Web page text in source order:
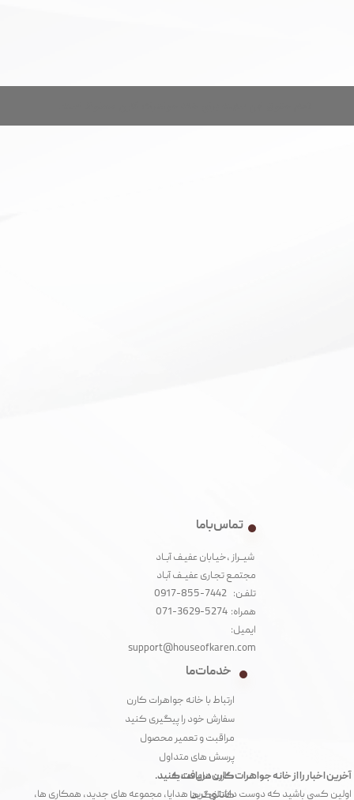
آخرین اخبار را از خانه جواهرات کارن دریافت کنید.
اولین کسی باشید که دوست داشتنی ترین هدایا، مجموعه های جدید، همکاری ها،
تماس با ما
شیــراز ،خیـابان عفیـف آبــاد
مجتمـع تجـاری عفیــف آبـاد‌
تلفـن: 7442-855-0917
همراه: 5274-3629-071
ایمیل:
support@houseofkaren.com
خدمات ما
ارتباط با خانه جواهرات کارن
سفارش خود را پیگیری کنید
مراقبت و تعمیر محصول
پرسش های متداول
کارت های هدیه
کاتالوگ ها